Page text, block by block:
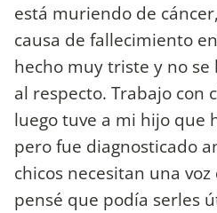
está muriendo de
causa de fallecimiento
hecho muy triste y no
al respecto. Trabajo con
luego tuve a mi hijo que
pero fue diagnosticado
chicos necesitan una
pensé que podía serles